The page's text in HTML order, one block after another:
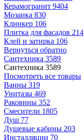
Керамогранит 9404
Мозаика 830
Клинкер 106
Плитка для фасадов 214
Клей и затирка 106
Вернуться обратно
Сантехника 3589
Сантехника 3589
Посмотреть все товары
Ванны 319
Унитазы 469
Раковины 352
Смесители 1805
Душ 77
Душевые кабины 203
Инсталляции 70